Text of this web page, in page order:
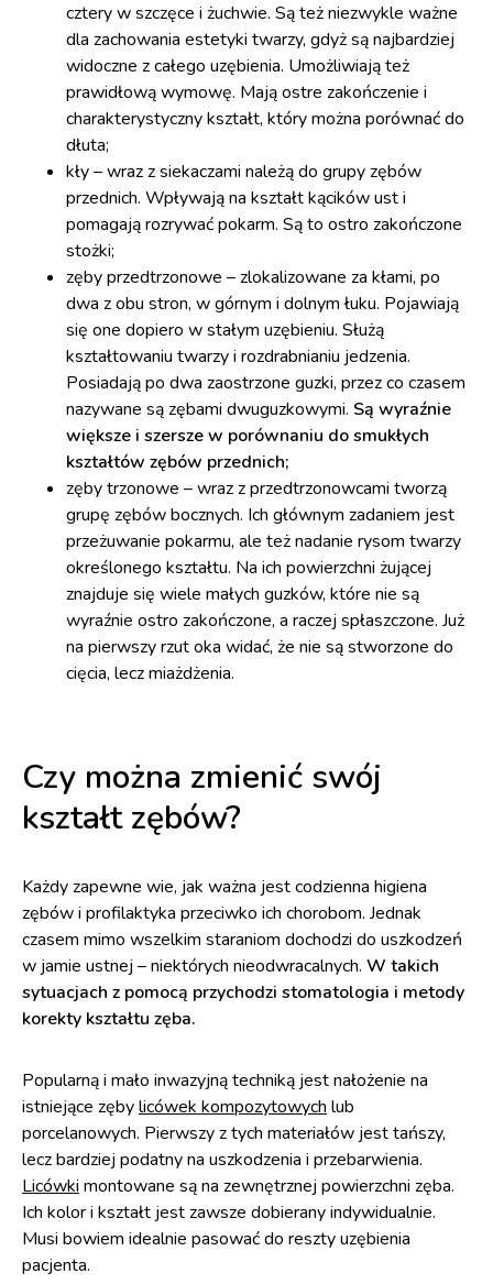
cztery w szczęce i żuchwie. Są też niezwykle ważne
dla zachowania estetyki twarzy, gdyż są najbardziej
widoczne z całego uzębienia. Umożliwiają też
prawidłową wymowę. Mają ostre zakończenie i
charakterystyczny kształt, który można porównać do
dłuta;
kły – wraz z siekaczami należą do grupy zębów
przednich. Wpływają na kształt kącików ust i
pomagają rozrywać pokarm. Są to ostro zakończone
stożki;
zęby przedtrzonowe – zlokalizowane za kłami, po
dwa z obu stron, w górnym i dolnym łuku. Pojawiają
się one dopiero w stałym uzębieniu. Służą
kształtowaniu twarzy i rozdrabnianiu jedzenia.
Posiadają po dwa zaostrzone guzki, przez co czasem
nazywane są zębami dwuguzkowymi. Są wyraźnie
większe i szersze w porównaniu do smukłych
kształtów zębów przednich;
zęby trzonowe – wraz z przedtrzonowcami tworzą
grupę zębów bocznych. Ich głównym zadaniem jest
przeżuwanie pokarmu, ale też nadanie rysom twarzy
określonego kształtu. Na ich powierzchni żującej
znajduje się wiele małych guzków, które nie są
wyraźnie ostro zakończone, a raczej spłaszczone. Już
na pierwszy rzut oka widać, że nie są stworzone do
cięcia, lecz miażdżenia.
Czy można zmienić swój
kształt zębów?
Każdy zapewne wie, jak ważna jest codzienna higiena
zębów i profilaktyka przeciwko ich chorobom. Jednak
czasem mimo wszelkim staraniom dochodzi do uszkodzeń
w jamie ustnej – niektórych nieodwracalnych. W takich
sytuacjach z pomocą przychodzi stomatologia i metody
korekty kształtu zęba.
Popularną i mało inwazyjną techniką jest nałożenie na
istniejące zębylicówek kompozytowych lub
porcelanowych. Pierwszy z tych materiałów jest tańszy,
lecz bardziej podatny na uszkodzenia i przebarwienia.
Licówki montowane są na zewnętrznej powierzchni zęba.
Ich kolor i kształt jest zawsze dobierany indywidualnie.
Musi bowiem idealnie pasować do reszty uzębienia
pacjenta.